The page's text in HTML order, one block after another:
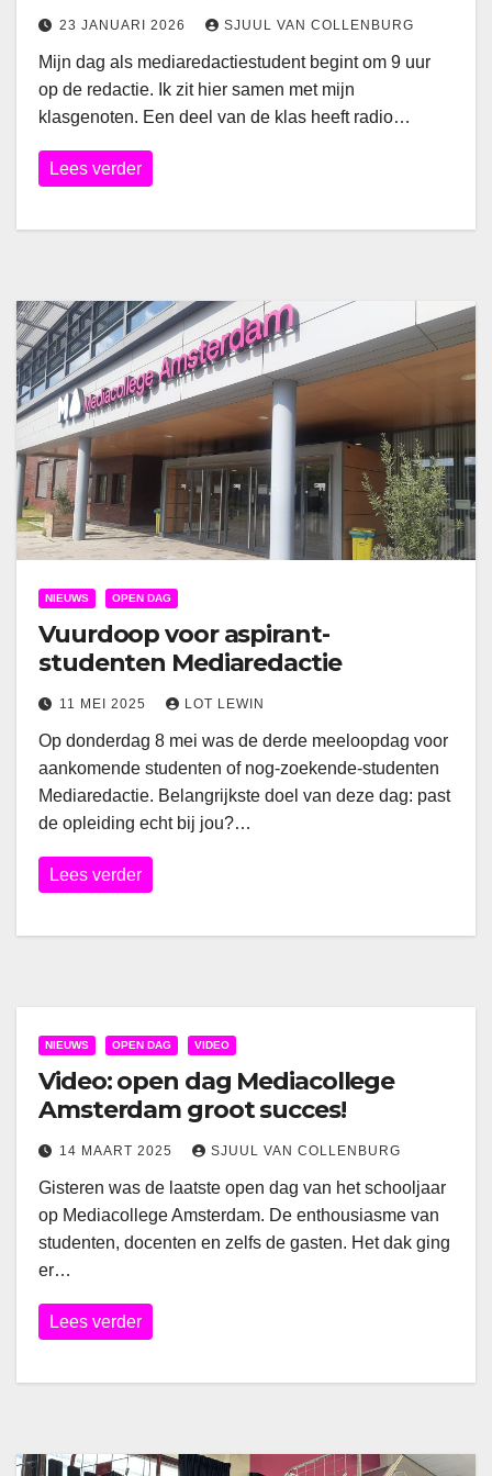
23 JANUARI 2026 SJUUL VAN COLLENBURG
Mijn dag als mediaredactiestudent begint om 9 uur
op de redactie. Ik zit hier samen met mijn
klasgenoten. Een deel van de klas heeft radio…
Lees verder
NIEUWS OPEN DAG
Vuurdoop voor aspirant-
studenten Mediaredactie
11 MEI 2025 LOT LEWIN
Op donderdag 8 mei was de derde meeloopdag voor
aankomende studenten of nog-zoekende-studenten
Mediaredactie. Belangrijkste doel van deze dag: past
de opleiding echt bij jou?…
Lees verder
NIEUWS OPEN DAG VIDEO
Video: open dag Mediacollege
Amsterdam groot succes!
14 MAART 2025 SJUUL VAN COLLENBURG
Gisteren was de laatste open dag van het schooljaar
op Mediacollege Amsterdam. De enthousiasme van
studenten, docenten en zelfs de gasten. Het dak ging
er…
Lees verder